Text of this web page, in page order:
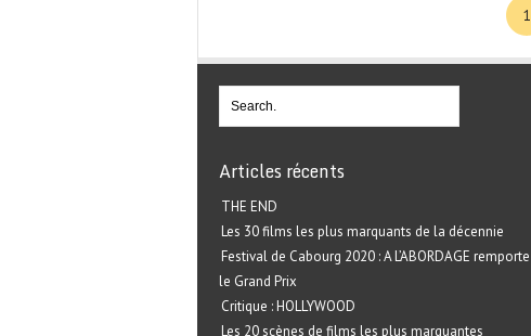
1
Articles récents
THE END
Les 30 films les plus marquants de la décennie
Festival de Cabourg 2020 : A L’ABORDAGE remporte
le Grand Prix
Critique : HOLLYWOOD
Les 20 scènes de films les plus marquantes